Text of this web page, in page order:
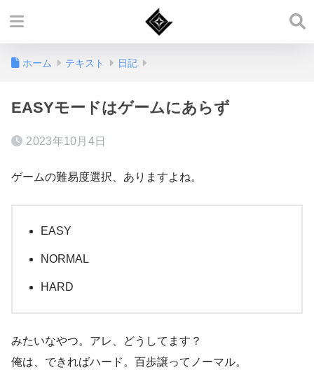
ホーム テキスト 日記
EASYモードはゲームにあらず
2023年10月4日
ゲームの難易度選択、ありますよね。
EASY
NORMAL
HARD
みたいなやつ。アレ、どうしてます？
俺は、できればハード。百歩譲ってノーマル。